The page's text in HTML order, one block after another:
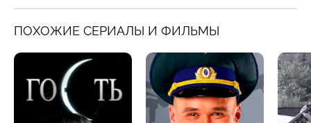
ПОХОЖИЕ СЕРИАЛЫ И ФИЛЬМЫ